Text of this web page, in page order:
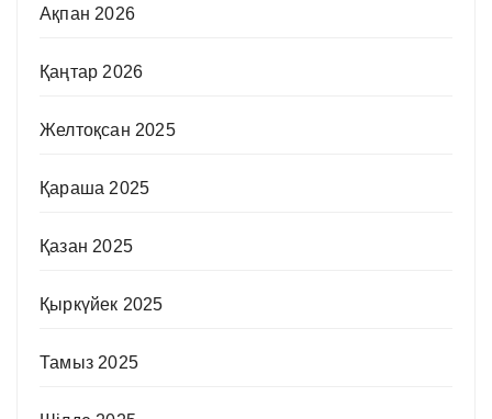
Ақпан 2026
Қаңтар 2026
Желтоқсан 2025
Қараша 2025
Қазан 2025
Қыркүйек 2025
Тамыз 2025